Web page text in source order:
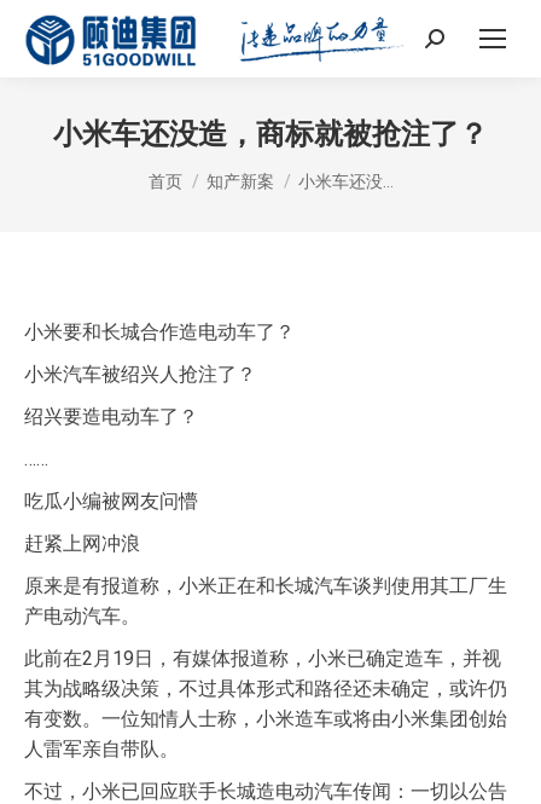
Search:
小米车还没造，商标就被抢注了？
您在这里：
首页 知产新案 小米车还没…
小米要和长城合作造电动车了？
小米汽车被绍兴人抢注了？
绍兴要造电动车了？
……
吃瓜小编被网友问懵
赶紧上网冲浪
原来是有报道称，小米正在和长城汽车谈判使用其工厂生
产电动汽车。
此前在2月19日，有媒体报道称，小米已确定造车，并视
其为战略级决策，不过具体形式和路径还未确定，或许仍
有变数。一位知情人士称，小米造车或将由小米集团创始
人雷军亲自带队。
不过，小米已回应联手长城造电动汽车传闻：一切以公告